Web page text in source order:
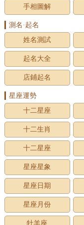
手相圖解
測名·起名
姓名測試
起名大全
店鋪起名
星座運勢
十二星座
十二生肖
十二星座
星座星象
星座日期
星座月份
牡羊座